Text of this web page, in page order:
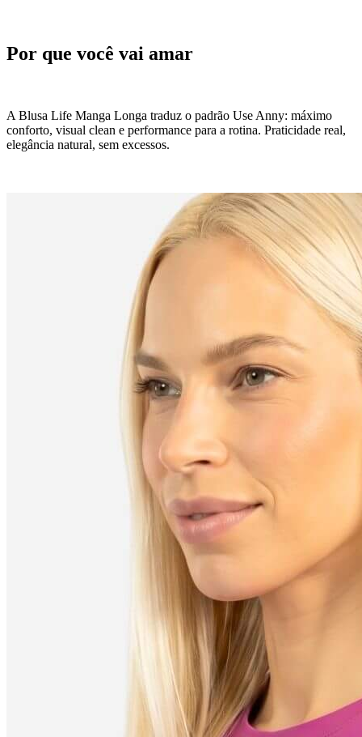
Por que você vai amar
A Blusa Life Manga Longa traduz o padrão Use Anny: máximo
conforto, visual clean e performance para a rotina. Praticidade real,
elegância natural, sem excessos.